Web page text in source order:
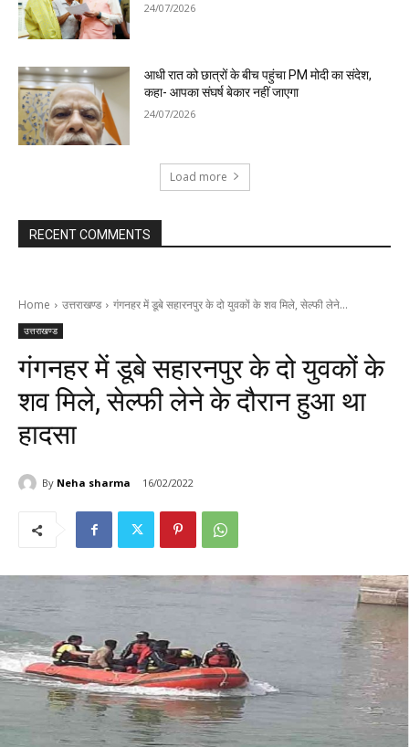
24/07/2026
आधी रात को छात्रों के बीच पहुंचा PM मोदी का संदेश,
कहा- आपका संघर्ष बेकार नहीं जाएगा
24/07/2026
Load more
RECENT COMMENTS